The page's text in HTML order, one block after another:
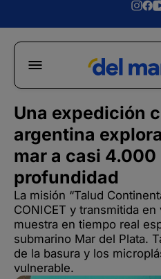
Una expedición
argentina
mar a casi 4.000
profundidad
La misión “Talud
CONICET y transmitida
muestra en tiempo real
submarino Mar del Plata.
de la basura y los
vulnerable.